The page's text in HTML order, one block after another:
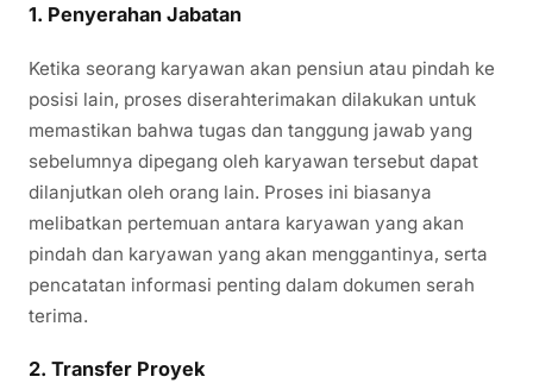
1. Penyerahan Jabatan
Ketika seorang karyawan akan pensiun atau pindah ke
posisi lain, proses diserahterimakan dilakukan untuk
memastikan bahwa tugas dan tanggung jawab yang
sebelumnya dipegang oleh karyawan tersebut dapat
dilanjutkan oleh orang lain. Proses ini biasanya
melibatkan pertemuan antara karyawan yang akan
pindah dan karyawan yang akan menggantinya, serta
pencatatan informasi penting dalam dokumen serah
terima.
2. Transfer Proyek